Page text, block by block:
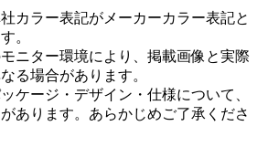
カラー表記がメーカーカラー表記と
。
ニター環境により、掲載画像と実際
る場合があります。
ケージ・デザイン・仕様について、
あります。あらかじめご了承くださ